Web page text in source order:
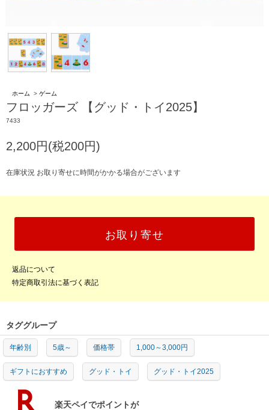
ホーム > ゲーム
フロッガーズ 【グッド・トイ2025】
7433
2,200円(税200円)
在庫状況 お取り寄せに時間がかかる場合がございます
お取り寄せ
返品について
特定商取引法に基づく表記
タググループ
年齢別 5歳～ 価格帯 1,000～3,000円
ギフトにおすすめ グッド・トイ グッド・トイ2025